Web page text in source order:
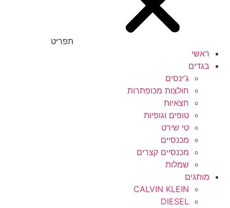
תפריט
ראשי
בגדים
ג’ינסים
חולצות מכופתרות
חצאיות
טופים וגופיות
טי שירט
מכנסיים
מכנסיים קצרים
שמלות
מותגים
CALVIN KLEIN
DIESEL